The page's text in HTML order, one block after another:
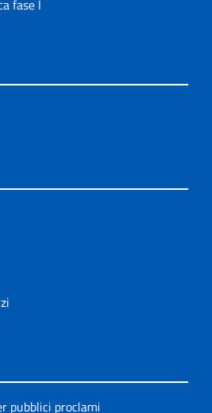
fase I
pubblici proclami